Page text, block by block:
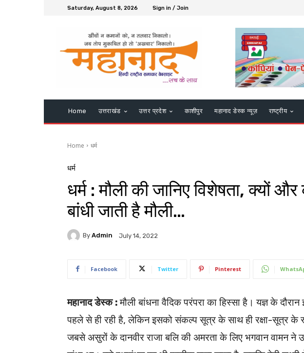
Saturday, August 8, 2026 Sign in / Join
Home उत्तराखंड उत्तर प्रदेश काशीपुर महानाद डेस्क न्यूज़ राष्ट्रीय
Home धर्म
धर्म
धर्म : मौली की जानिए विशेषता, क्यों
बांधी जाती है मौली…
By Admin July 14, 2022
Facebook Twitter Pinterest
महानाद डेस्क :मौली बांधना वैदिक परंपरा का हिस्सा है। यज्ञ के
पहले से ही रही है, लेकिन इसको संकल्प सूत्र के साथ ही रक्षा-सूत्र के
जबसे असुरों के दानवीर राजा बलि की अमरता के लिए भगवान वामन ने